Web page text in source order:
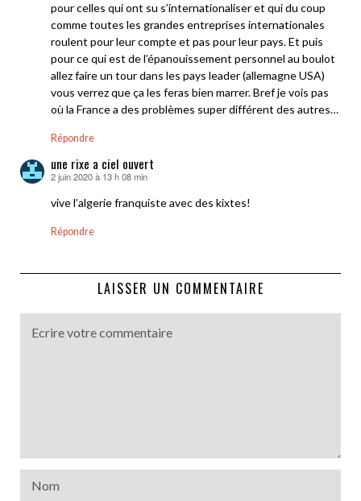
pour celles qui ont su s’internationaliser et qui du coup
comme toutes les grandes entreprises internationales
roulent pour leur compte et pas pour leur pays. Et puis
pour ce qui est de l’épanouissement personnel au boulot
allez faire un tour dans les pays leader (allemagne USA)
vous verrez que ça les feras bien marrer. Bref je vois pas
où la France a des problèmes super différent des autres…
Répondre
une rixe a ciel ouvert
dit :
2 juin 2020 à 13 h 08 min
vive l’algerie franquiste avec des kixtes!
Répondre
LAISSER UN COMMENTAIRE